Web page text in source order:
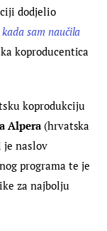
dodjelio
sam naučila
koproducentica
koprodukciju
Alpera (hrvatska
je naslov
programa te je
za najbolju